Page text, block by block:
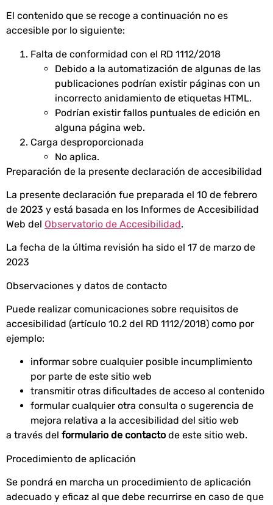
El contenido que se recoge a continuación no es
accesible por lo siguiente:
Falta de conformidad con el RD 1112/2018
Debido a la automatización de algunas de las
publicaciones podrían existir páginas con un
incorrecto anidamiento de etiquetas HTML.
Podrían existir fallos puntuales de edición en
alguna página web.
Carga desproporcionada
No aplica.
Preparación de la presente declaración de accesibilidad
La presente declaración fue preparada el 10 de febrero
de 2023 y está basada en los Informes de Accesibilidad
Web del Observatorio de Accesibilidad.
La fecha de la última revisión ha sido el 17 de marzo de
2023
Observaciones y datos de contacto
Puede realizar comunicaciones sobre requisitos de
accesibilidad (artículo 10.2 del RD 1112/2018) como por
ejemplo:
informar sobre cualquier posible incumplimiento
por parte de este sitio web
transmitir otras dificultades de acceso al contenido
formular cualquier otra consulta o sugerencia de
mejora relativa a la accesibilidad del sitio web
a través del formulario de contacto de este sitio web.
Procedimiento de aplicación
Se pondrá en marcha un procedimiento de aplicación
adecuado y eficaz al que debe recurrirse en caso de que